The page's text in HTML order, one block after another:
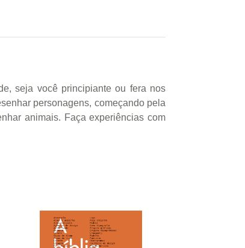
seja você principiante ou fera nos
personagens, começando pela
animais. Faça experiências com